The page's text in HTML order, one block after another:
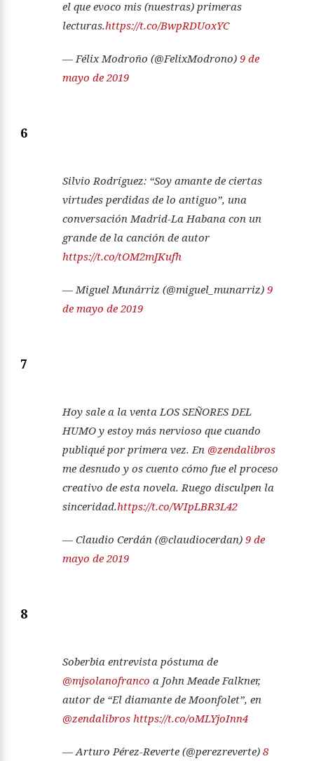
el que evoco mis (nuestras) primeras
lecturas.https://t.co/BwpRDUoxYC
— Félix Modroño (@FelixModrono) 9 de
mayo de 2019
6
Silvio Rodríguez: “Soy amante de ciertas
virtudes perdidas de lo antiguo”, una
conversación Madrid-La Habana con un
grande de la canción de autor
https://t.co/tOM2mJKufh
— Miguel Munárriz (@miguel_munarriz) 9
de mayo de 2019
7
Hoy sale a la venta LOS SEÑORES DEL
HUMO y estoy más nervioso que cuando
publiqué por primera vez. En @zendalibros
me desnudo y os cuento cómo fue el proceso
creativo de esta novela. Ruego disculpen la
sinceridad.https://t.co/WIpLBR3L42
— Claudio Cerdán (@claudiocerdan) 9 de
mayo de 2019
8
Soberbia entrevista póstuma de
@mjsolanofranco a John Meade Falkner,
autor de “El diamante de Moonfolet”, en
@zendalibros https://t.co/oMLYjoInn4
— Arturo Pérez-Reverte (@perezreverte) 8